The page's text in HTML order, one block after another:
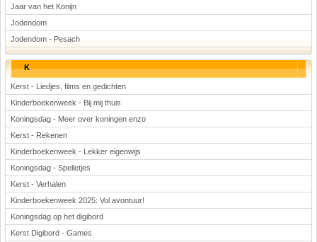
Jaar van het Konijn
Jodendom
Jodendom - Pesach
K
Kerst - Liedjes, films en gedichten
Kinderboekenweek - Bij mij thuis
Koningsdag - Meer over koningen enzo
Kerst - Rekenen
Kinderboekenweek - Lekker eigenwijs
Koningsdag - Spelletjes
Kerst - Verhalen
Kinderboekenweek 2025: Vol avontuur!
Koningsdag op het digibord
Kerst Digibord - Games